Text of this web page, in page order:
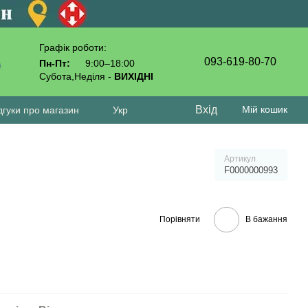
Графік роботи:
Пн-Пт:
9:00–18:00
Субота,Неділя - ВИХІДНІ
093-619-80-70
про магазин Укр Вхід Мій кошик
Артикул
F0000000993
Порівняти В бажання